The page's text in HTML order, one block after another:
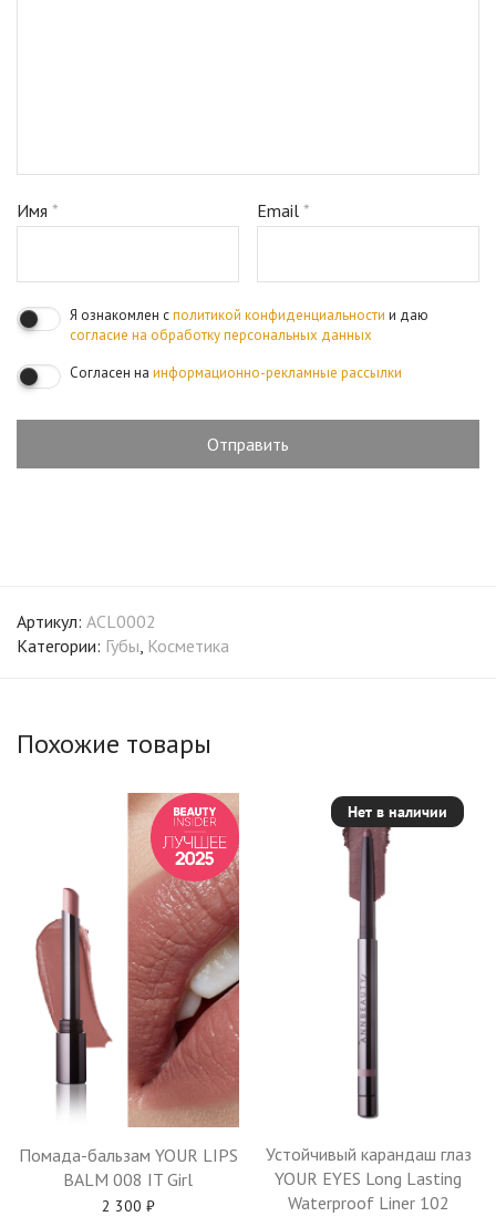
Имя * Email*
Я ознакомлен сполитикой конфиденциальности и даю
согласие на обработку персональных данных
Согласен на информационно-рекламные рассылки
Артикул: ACL0002
Категории: Губы, Косметика
Похожие товары
Помада-бальзам YOUR LIPS
BALM 008 IT Girl
2 300 ₽
Нет в наличии
Устойчивый карандаш глаз
YOUR EYES Long Lasting
Waterproof Liner 102